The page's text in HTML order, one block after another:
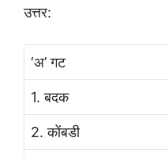
उत्तर:
‘अ’ गट
1. बदक
2. कोंबडी